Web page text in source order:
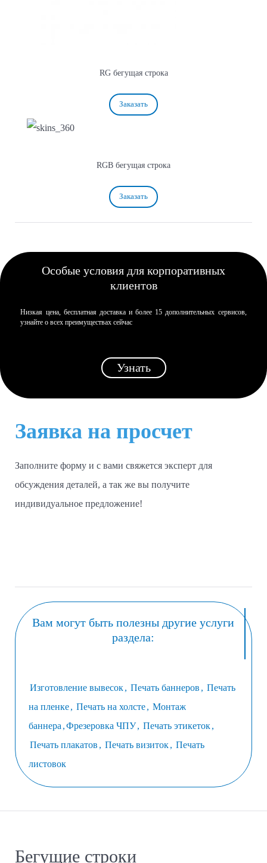
RG бегущая строка
Заказать
RGB бегущая строка
Заказать
Особые условия для корпоративных
клиентов
Низкая цена, бесплатная доставка и более 15 дополнительных сервисов,
узнайте о всех преимуществах сейчас
Узнать
Заявка на просчет
Заполните форму и с вами свяжется эксперт для
обсуждения деталей, а так же вы получите
индивидуальное предложение!
Вам могут быть полезны другие услуги
раздела:
Изготовление вывесок, Печать баннеров , Печать
на пленке, Печать на холсте, Монтаж
баннера ,Фрезеровка ЧПУ, Печать этикеток,
Печать плакатов , Печать визиток, Печать
листовок
Бегущие строки